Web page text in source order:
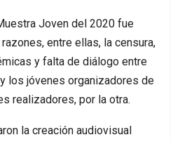
Joven del 2020 fue
entre ellas, la censura,
y falta de diálogo entre
los jóvenes organizadores de
realizadores, por la otra.
la creación audiovisual